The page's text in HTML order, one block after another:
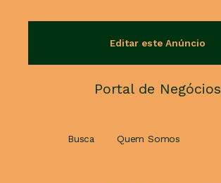
Editar este Anúncio
Portal de Negócios
Busca Quem Somos